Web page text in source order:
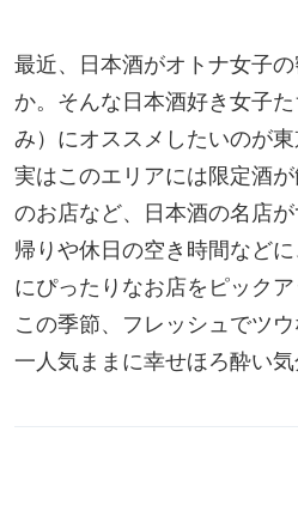
最近、日本酒がオトナ女子
か。そんな日本酒好き女子
み）にオススメしたいのが東
実はこのエリアには限定酒
のお店など、日本酒の名店
帰りや休日の空き時間など
にぴったりなお店をピック
この季節、フレッシュでツウ
一人気ままに幸せほろ酔い気